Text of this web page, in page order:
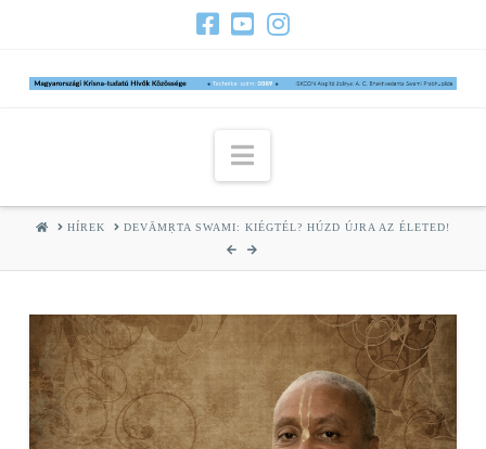
Navigation
HOMEHÍREK DEVĀMṚTA SWAMI: KIÉGTÉL? HÚZD ÚJRA AZ ÉLETED!